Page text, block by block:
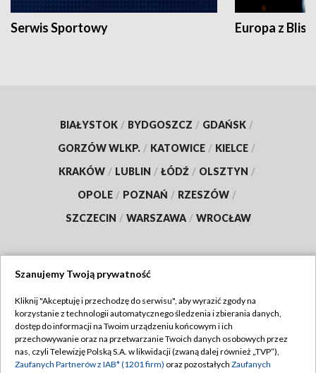
Serwis Sportowy Europa z
BIAŁYSTOK / BYDGOSZCZ / GDAŃSK /
GORZÓW WLKP. / KATOWICE / KIELCE /
KRAKÓW / LUBLIN / ŁÓDŹ / OLSZTYN /
OPOLE / POZNAŃ / RZESZÓW /
SZCZECIN / WARSZAWA / WROCŁAW
TVP
Abonament TVP
Emisja w TVP
Regulamin TVP
Polityka prywatności
Szanujemy Twoją prywatność
Kliknij "Akceptuję i przechodzę do serwisu", aby wyrazić zgody na
korzystanie z technologii automatycznego śledzenia i zbierania danych,
dostęp do informacji na Twoim urządzeniu końcowym i ich
przechowywanie oraz na przetwarzanie Twoich danych osobowych przez
nas, czyli Telewizję Polską S.A. w likwidacji (zwaną dalej również „TVP”),
Zaufanych Partnerów z IAB* (1201 firm) oraz pozostałych Zaufanych